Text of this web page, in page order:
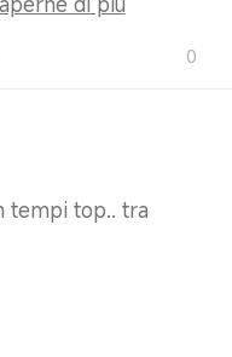
0
tempi top.. tra